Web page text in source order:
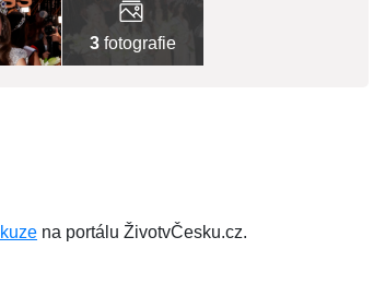
3 fotografie
na portálu ŽivotvČesku.cz.